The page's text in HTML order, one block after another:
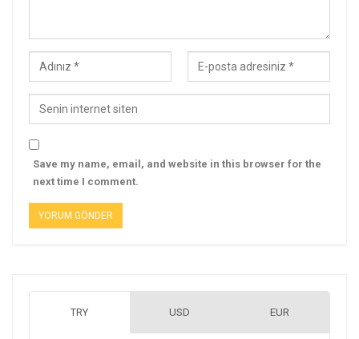
Save my name, email, and website in this browser for the
next time I comment.
TRY USD EUR